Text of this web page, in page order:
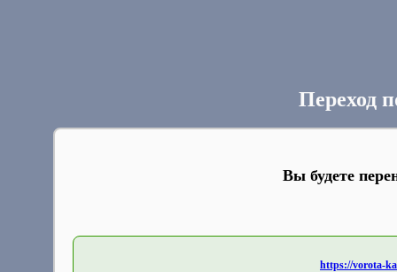
Переход
Вы будете
https://vorota-